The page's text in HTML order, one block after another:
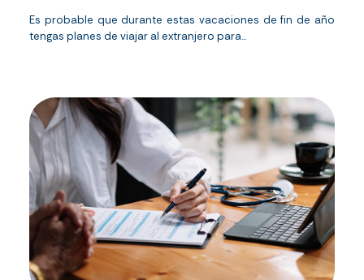
Es probable que durante estas vacaciones de fin de año
tengas planes de viajar al extranjero para...